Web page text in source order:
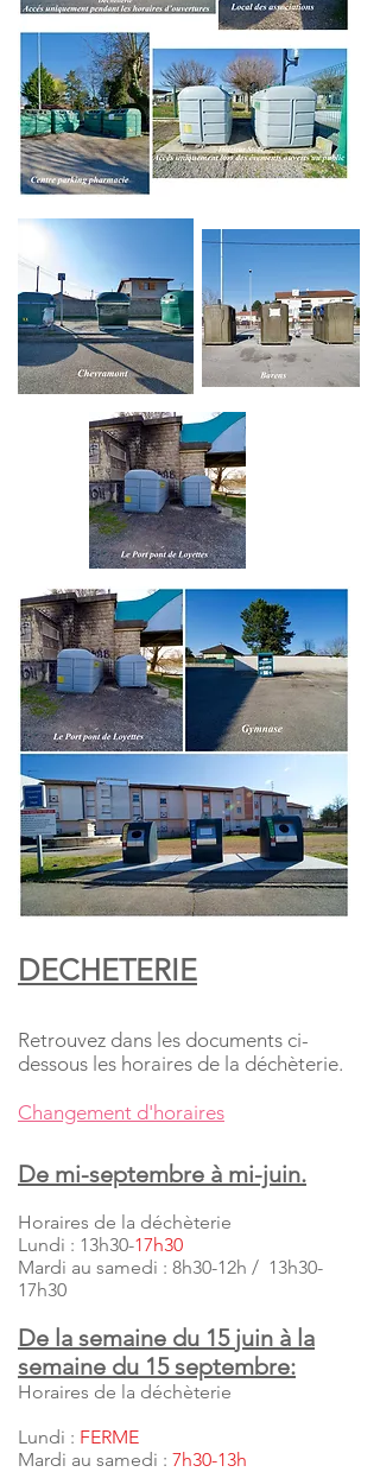
DECHETERIE
Retrouvez dans les documents ci-
dessous les horaires de la déchèterie.
Changement d'horaires
De mi-septembre à mi-juin.
Horaires de la déchèterie
Lundi : 13h30-17h30
Mardi au samedi : 8h30-12h / 13h30-
17h30
De la semaine du 15 juin à la
semaine du 15 septembre:
Horaires de la déchèterie
Lundi : FERME
Mardi au samedi : 7h30-13h